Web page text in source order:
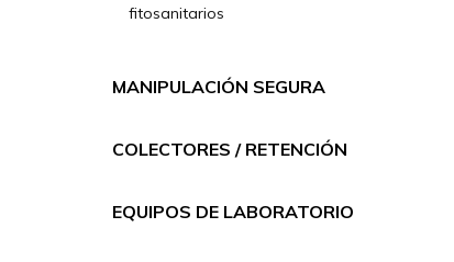
fitosanitarios
MANIPULACIÓN SEGURA
COLECTORES / RETENCIÓN
EQUIPOS DE LABORATORIO